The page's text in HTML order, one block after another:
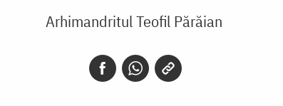
Arhimandritul Teofil Părăian